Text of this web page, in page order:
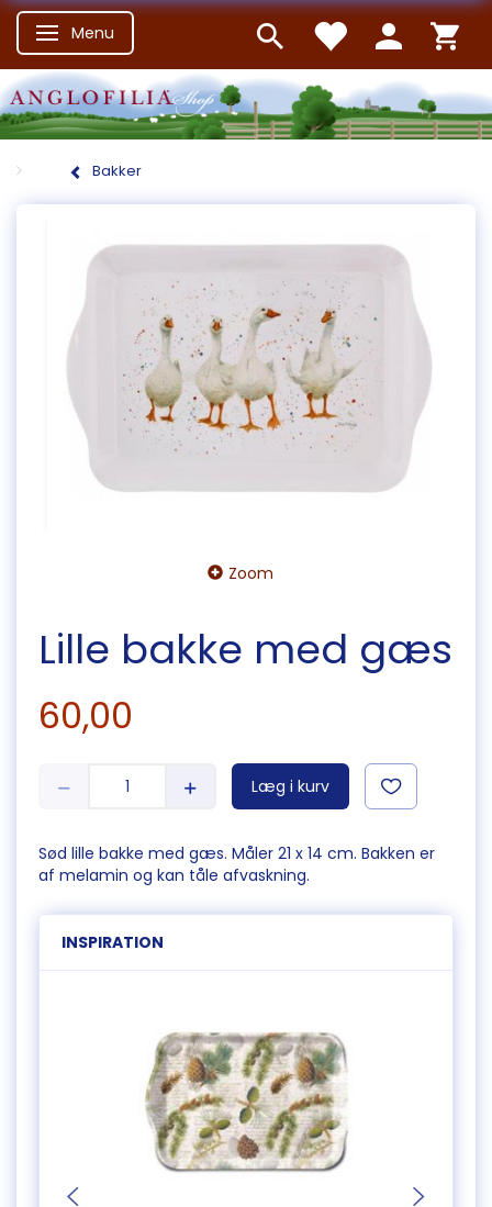
Skifte navigation
Menu
Bakker
Zoom
Lille bakke med gæs
60,00
Læg i kurv
Sød lille bakke med gæs. Måler 21 x 14 cm. Bakken er
af melamin og kan tåle afvaskning.
INSPIRATION